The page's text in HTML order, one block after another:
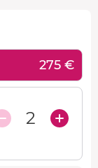
275 €
2